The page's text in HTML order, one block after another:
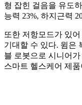
형 잡힌 걸음을 유도
능력 23%, 하지근력
또한 저항모드가 있
기대할 수 있다. 윔은
블 로봇으로 시니어
스마트 헬스케어 제품